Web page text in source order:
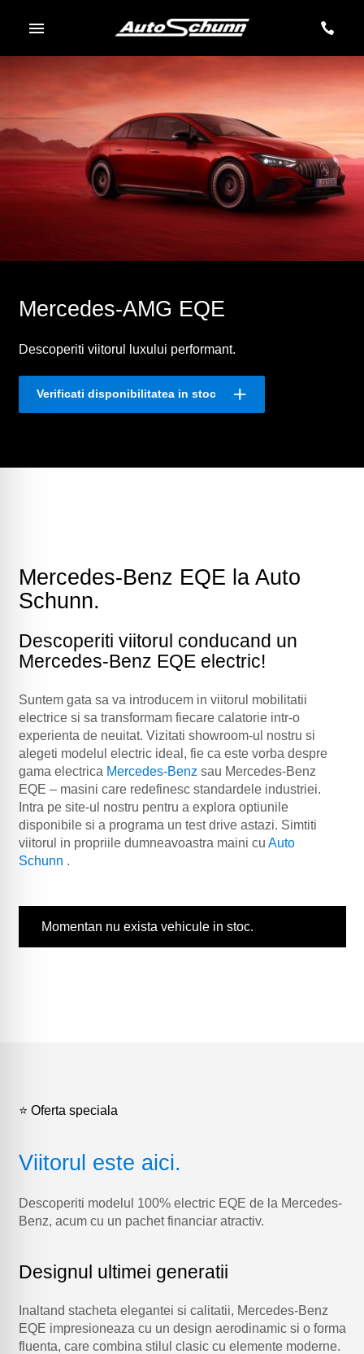
Mercedes-AMG EQE
Descoperiti viitorul luxului performant.
Verificati disponibilitatea in stoc
Mercedes-Benz EQE la Auto
Schunn.
Descoperiti viitorul conducand un
Mercedes-Benz EQE electric!
Suntem gata sa va introducem in viitorul mobilitatii
electrice si sa transformam fiecare calatorie intr-o
experienta de neuitat. Vizitati showroom-ul nostru si
alegeti modelul electric ideal, fie ca este vorba despre
gama electrica Mercedes-Benz sau Mercedes-Benz
EQE – masini care redefinesc standardele industriei.
Intra pe site-ul nostru pentru a explora optiunile
disponibile si a programa un test drive astazi. Simtiti
viitorul in propriile dumneavoastra maini cu Auto
Schunn .
Momentan nu exista vehicule in stoc.
⭐ Oferta speciala
Viitorul este aici.
Descoperiti modelul 100% electric EQE de la Mercedes-
Benz, acum cu un pachet financiar atractiv.
Designul ultimei generatii
Inaltand stacheta elegantei si calitatii, Mercedes-Benz
EQE impresioneaza cu un design aerodinamic si o forma
fluenta, care combina stilul clasic cu elemente moderne.